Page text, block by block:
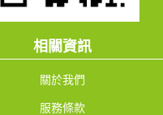
相關資訊
關於我們
服務條款